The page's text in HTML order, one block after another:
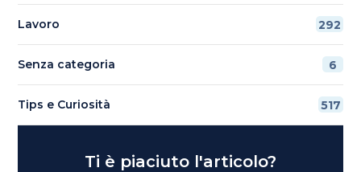
Lavoro 292
Senza categoria 6
Tips e Curiosità 517
Ti è piaciuto l'articolo?